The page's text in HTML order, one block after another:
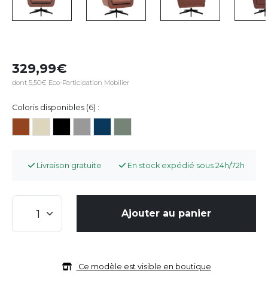
329,99
dont 5,50€ Eco-Participation Mobilier
Coloris disponibles (6) :
Livraison gratuite En stock expédié sous 24h/72h
Ajouter au panier
Ce modèle est visible en boutique